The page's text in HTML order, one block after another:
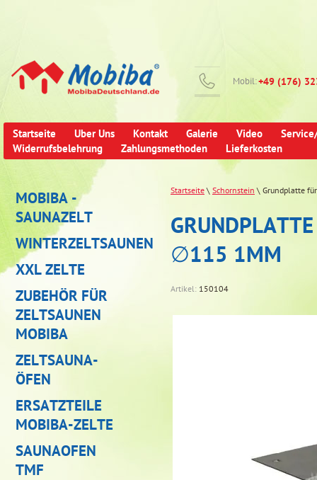
Mobil:+49 (176)
Startseite Uber Uns Kontakt Galerie Video
Widerrufsbelehrung
Zahlungsmethoden Lieferkosten
MOBIBA -
SAUNAZELT
WINTERZELTSAUNEN
XXL ZELTE
ZUBEHÖR FÜR
ZELTSAUNEN
MOBIBA
ZELTSAUNA-
ÖFEN
ERSATZTEILE
MOBIBA-ZELTE
SAUNAOFEN
TMF
Startseite\ Schornstein \ Grundplatte
∅115 1MM
Artikel: 150104